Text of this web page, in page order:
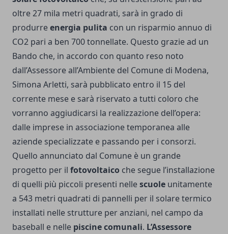
oltre 27 mila metri quadrati, sarà in grado di
produrreenergia pulita con un risparmio annuo di
CO2 pari a ben 700 tonnellate. Questo grazie ad un
Bando che, in accordo con quanto reso noto
dall’Assessore all’Ambiente del Comune di Modena,
Simona Arletti, sarà pubblicato entro il 15 del
corrente mese e sarà riservato a tutti coloro che
vorranno aggiudicarsi la realizzazione dell’opera:
dalle imprese in associazione temporanea alle
aziende specializzate e passando per i consorzi.
Quello annunciato dal Comune è un grande
progetto per il fotovoltaico che segue l’installazione
di quelli più piccoli presenti nellescuole unitamente
a 543 metri quadrati di pannelli per il solare termico
installati nelle strutture per anziani, nel campo da
baseball e nelle piscine comunali. L’Assessore